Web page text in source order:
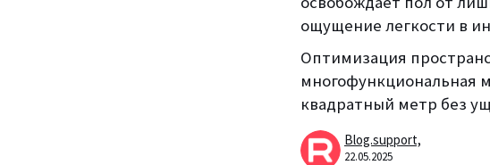
ощущение легкости в
Оптимизация
многофункциональная
квадратный метр без
Blog.support,
22.05.2025